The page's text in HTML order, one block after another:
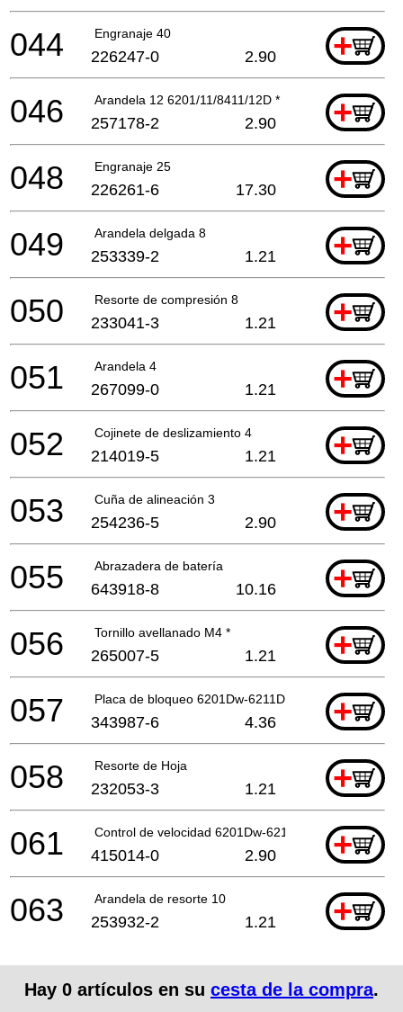
Engranaje 40 +
044 226247-0 2.90
Arandela 12 6201/11/8411/12D * +
046 257178-2 2.90
Engranaje 25 +
048 226261-6 17.30
Arandela delgada 8 +
049 253339-2 1.21
Resorte de compresión 8 +
050 233041-3 1.21
Arandela 4 +
051 267099-0 1.21
Cojinete de deslizamiento 4 +
052 214019-5 1.21
Cuña de alineación 3 +
053 254236-5 2.90
Abrazadera de batería +
055 643918-8 10.16
Tornillo avellanado M4 * +
056 265007-5 1.21
Placa de bloqueo 6201Dw-6211Dw-6* +
057 343987-6 4.36
Resorte de Hoja +
058 232053-3 1.21
Control de velocidad 6201Dw-6211Dw-6 *+
061 415014-0 2.90
Arandela de resorte 10 +
063 253932-2 1.21
Hay 0 artículos en su cesta de la compra.